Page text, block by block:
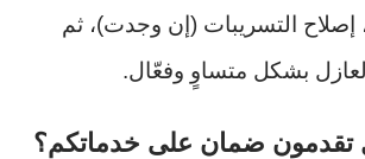
إصلاح التسريبات (إن وجدت)، ثم
بشكل متساوٍ وفعّال.